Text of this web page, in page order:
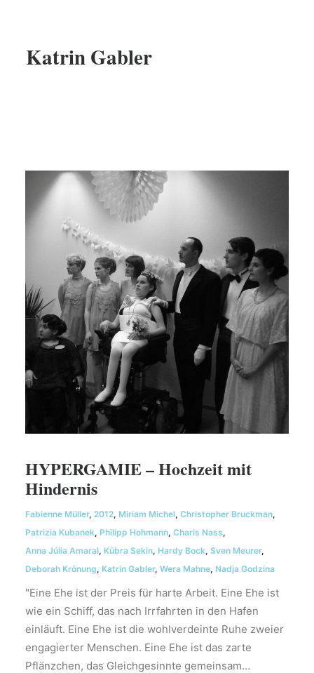
Katrin Gabler
HYPERGAMIE – Hochzeit mit
Hindernis
Fabienne Müller, 2012, Miriam Michel, Christopher Bruckman,
Patrizia Kubanek, Philipp Hohmann, Charis Nass,
Anna Júlia Amaral, Kübra Sekin, Hardy Bock, Sven Meurer,
Deborah Krönung, Katrin Gabler, Wera Mahne, Nadja Godzina
"Eine Ehe ist der Preis für harte Arbeit. Eine Ehe ist
wie ein Schiff, das nach Irrfahrten in den Hafen
einläuft. Eine Ehe ist die wohlverdeinte Ruhe zweier
engagierter Menschen. Eine Ehe ist das zarte
Pflänzchen, das Gleichgesinnte gemeinsam…